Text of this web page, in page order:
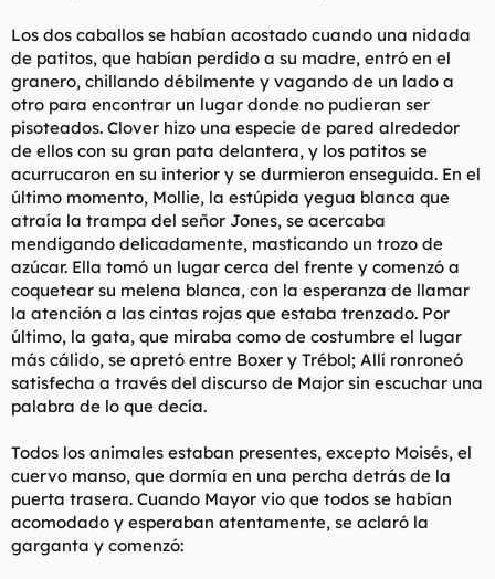
Los dos caballos se habían acostado cuando una nidada
de patitos, que habían perdido a su madre, entró en el
granero, chillando débilmente y vagando de un lado a
otro para encontrar un lugar donde no pudieran ser
pisoteados. Clover hizo una especie de pared alrededor
de ellos con su gran pata delantera, y los patitos se
acurrucaron en su interior y se durmieron enseguida. En el
último momento, Mollie, la estúpida yegua blanca que
atraía la trampa del señor Jones, se acercaba
mendigando delicadamente, masticando un trozo de
azúcar. Ella tomó un lugar cerca del frente y comenzó a
coquetear su melena blanca, con la esperanza de llamar
la atención a las cintas rojas que estaba trenzado. Por
último, la gata, que miraba como de costumbre el lugar
más cálido, se apretó entre Boxer y Trébol; Allí ronroneó
satisfecha a través del discurso de Major sin escuchar una
palabra de lo que decía.
Todos los animales estaban presentes, excepto Moisés, el
cuervo manso, que dormía en una percha detrás de la
puerta trasera. Cuando Mayor vio que todos se habían
acomodado y esperaban atentamente, se aclaró la
garganta y comenzó: